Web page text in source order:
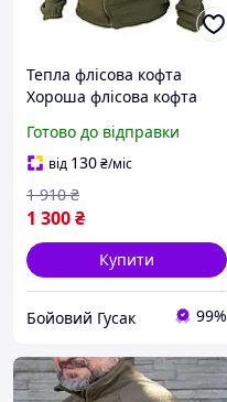
Тепла флісова кофта
Хороша флісова кофта
кофта зсу хакі
Готово до відправки
від 130₴/міс
1 300₴
1 910 ₴
Купити
Бойовий Гусак 99%